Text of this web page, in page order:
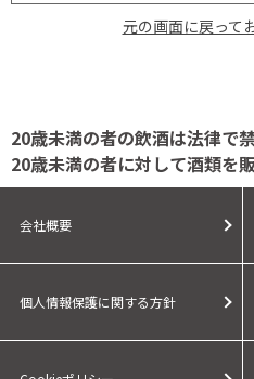
元の画面に戻って
20歳未満の者の飲酒は法律で
20歳未満の者に対して酒類を
会社概要
個人情報保護に関する方針